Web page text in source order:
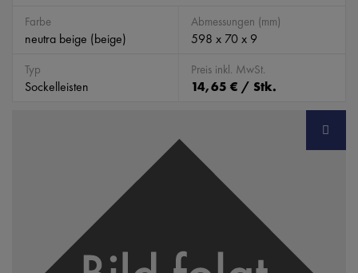
Farbe
neutra beige (beige)
Abmessungen (mm)
598 x 70 x 9
Typ
Sockelleisten
Preis inkl. MwSt.
14,65 € / Stk.